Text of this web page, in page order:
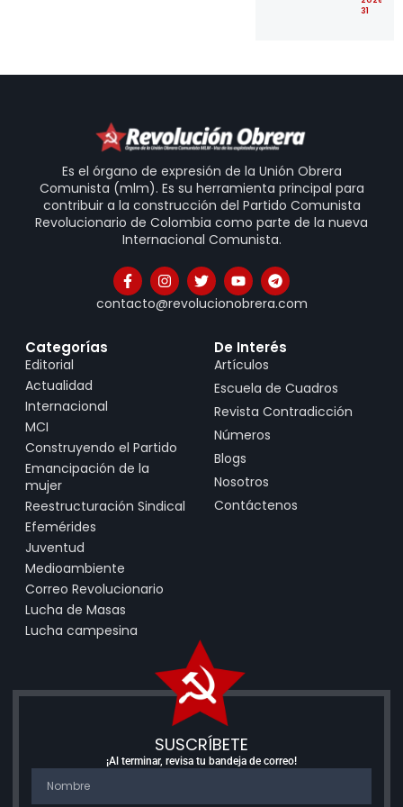
31
Es el órgano de expresión de la Unión Obrera
Comunista (mlm). Es su herramienta principal para
contribuir a la construcción del Partido Comunista
Revolucionario de Colombia como parte de la nueva
Internacional Comunista.
contacto@revolucionobrera.com
Categorías
Editorial
Actualidad
Internacional
MCI
Construyendo el Partido
Emancipación de la
mujer
Reestructuración Sindical
Efemérides
Juventud
Medioambiente
Correo Revolucionario
Lucha de Masas
Lucha campesina
De Interés
Artículos
Escuela de Cuadros
Revista Contradicción
Números
Blogs
Nosotros
Contáctenos
SUSCRÍBETE
¡Al terminar, revisa tu bandeja de correo!